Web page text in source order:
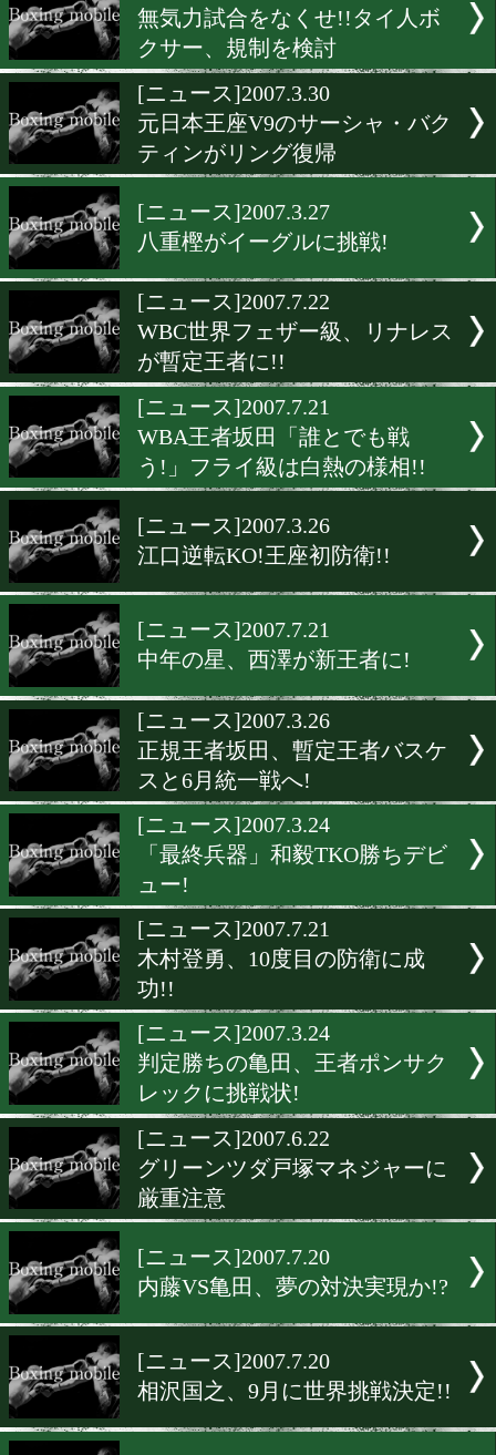
宣言!!
[ニュース]2007.7.27
JBC、元世界統一王者の渡
郎被告を永久追放処分に!
[ニュース]2007.7.25
無気力試合をなくせ!!タイ
[ニュース]2007.3.30
元日本王座V9のサーシャ
ティンがリング復帰
[ニュース]2007.3.27
[ニュース]2007.7.22
が暫定王者に!!
[ニュース]2007.7.21
WBA王者坂田「誰とでも戦
う!」フライ級は白熱の様
[ニュース]2007.3.26
江口逆転KO!王座初防衛!!
[ニュース]2007.7.21
中年の星、西澤が新王者に!
[ニュース]2007.3.26
正規王者坂田、暫定王者バ
スと6月統一戦へ!
[ニュース]2007.3.24
ュー!
[ニュース]2007.7.21
木村登勇、10度目の防衛に
功!!